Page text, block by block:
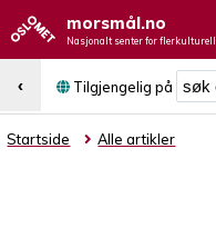
morsmål.no
Nasjonalt senter for
Tilgjengelig på
Søk
‹
Startside Alle artikler